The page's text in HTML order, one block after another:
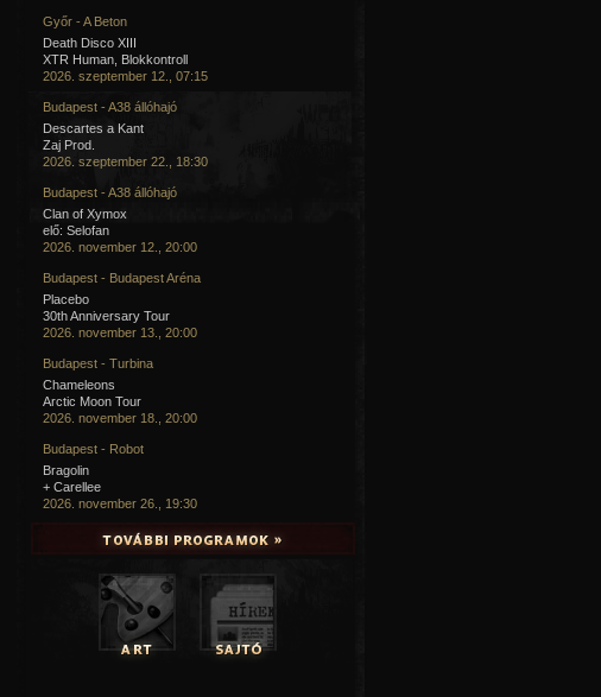
Győr - A Beton
Death Disco XIII
XTR Human, Blokkontroll
2026. szeptember 12., 07:15
Budapest - A38 állóhajó
Descartes a Kant
Zaj Prod.
2026. szeptember 22., 18:30
Budapest - A38 állóhajó
Clan of Xymox
elő: Selofan
2026. november 12., 20:00
Budapest - Budapest Aréna
Placebo
30th Anniversary Tour
2026. november 13., 20:00
Budapest - Turbina
Chameleons
Arctic Moon Tour
2026. november 18., 20:00
Budapest - Robot
Bragolin
+ Carellee
2026. november 26., 19:30